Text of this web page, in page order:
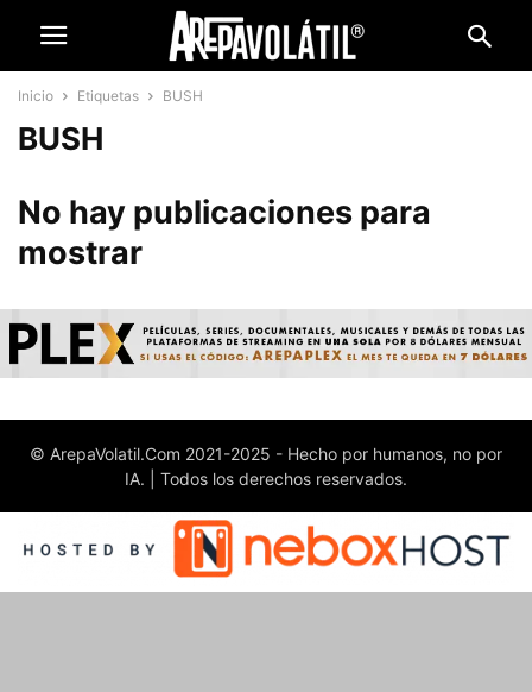
Inicio Etiquetas BUSH
BUSH
No hay publicaciones para
mostrar
© ArepaVolatil.Com 2021-2025 - Hecho por humanos, no por
IA. | Todos los derechos reservados.